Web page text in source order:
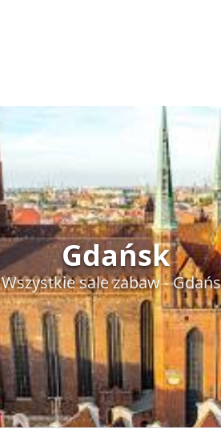
Gdańsk
Wszystkie sale zabaw -